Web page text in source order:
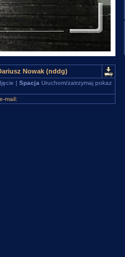
Nowak (nddg)
| Spacja Uruchom/zatrzymaj pokaz
mail: